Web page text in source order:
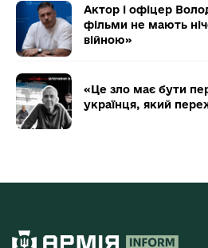
Актор і офіцер
фільми не мають
війною»
«Це зло має бути
українця, який